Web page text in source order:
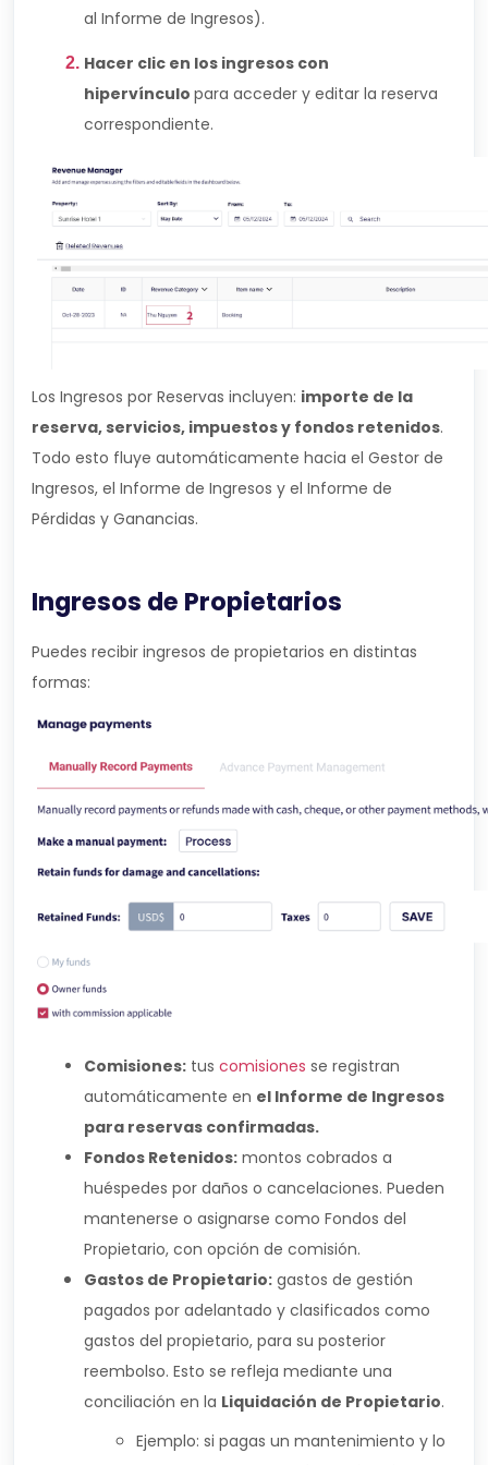
al Informe de Ingresos).
Hacer clic en los ingresos con
hipervínculo para acceder y editar la reserva
correspondiente.
Los Ingresos por Reservas incluyen: importe de la
reserva, servicios, impuestos y fondos retenidos.
Todo esto fluye automáticamente hacia el Gestor de
Ingresos, el Informe de Ingresos y el Informe de
Pérdidas y Ganancias.
Ingresos de Propietarios
Puedes recibir ingresos de propietarios en distintas
formas:
Comisiones: tus comisiones se registran
automáticamente en el Informe de Ingresos
para reservas confirmadas.
Fondos Retenidos: montos cobrados a
huéspedes por daños o cancelaciones. Pueden
mantenerse o asignarse como Fondos del
Propietario, con opción de comisión.
Gastos de Propietario: gastos de gestión
pagados por adelantado y clasificados como
gastos del propietario, para su posterior
reembolso. Esto se refleja mediante una
conciliación en la Liquidación de Propietario.
Ejemplo: si pagas un mantenimiento y lo